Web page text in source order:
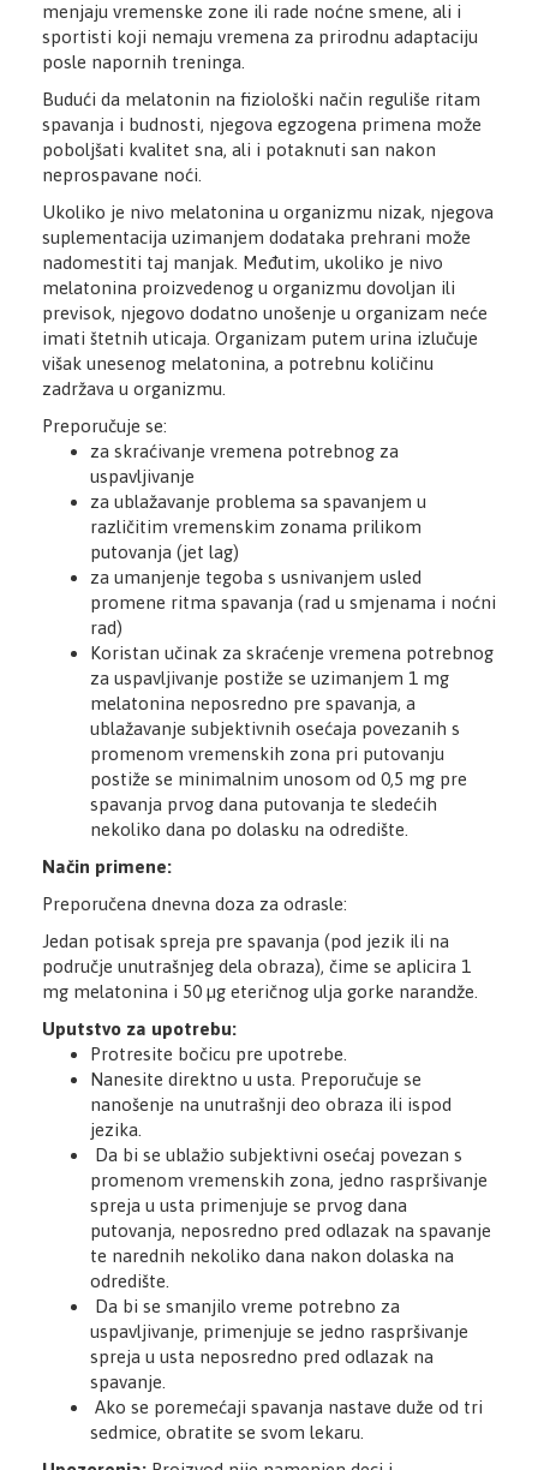
menjaju vremenske zone ili rade noćne smene, ali i
sportisti koji nemaju vremena za prirodnu adaptaciju
posle napornih treninga.
Budući da melatonin na fiziološki način reguliše ritam
spavanja i budnosti, njegova egzogena primena može
poboljšati kvalitet sna, ali i potaknuti san nakon
neprospavane noći.
Ukoliko je nivo melatonina u organizmu nizak, njegova
suplementacija uzimanjem dodataka prehrani može
nadomestiti taj manjak. Međutim, ukoliko je nivo
melatonina proizvedenog u organizmu dovoljan ili
previsok, njegovo dodatno unošenje u organizam neće
imati štetnih uticaja. Organizam putem urina izlučuje
višak unesenog melatonina, a potrebnu količinu
zadržava u organizmu.
Preporučuje se:
za skraćivanje vremena potrebnog za
uspavljivanje
za ublažavanje problema sa spavanjem u
različitim vremenskim zonama prilikom
putovanja (jet lag)
za umanjenje tegoba s usnivanjem usled
promene ritma spavanja (rad u smjenama i noćni
rad)
Koristan učinak za skraćenje vremena potrebnog
za uspavljivanje postiže se uzimanjem 1 mg
melatonina neposredno pre spavanja, a
ublažavanje subjektivnih osećaja povezanih s
promenom vremenskih zona pri putovanju
postiže se minimalnim unosom od 0,5 mg pre
spavanja prvog dana putovanja te sledećih
nekoliko dana po dolasku na odredište.
Način primene:
Preporučena dnevna doza za odrasle:
Jedan potisak spreja pre spavanja (pod jezik ili na
područje unutrašnjeg dela obraza), čime se aplicira 1
mg melatonina i 50 µg eteričnog ulja gorke narandže.
Uputstvo za upotrebu:
Protresite bočicu pre upotrebe.
Nanesite direktno u usta. Preporučuje se
nanošenje na unutrašnji deo obraza ili ispod
jezika.
Da bi se ublažio subjektivni osećaj povezan s
promenom vremenskih zona, jedno raspršivanje
spreja u usta primenjuje se prvog dana
putovanja, neposredno pred odlazak na spavanje
te narednih nekoliko dana nakon dolaska na
odredište.
Da bi se smanjilo vreme potrebno za
uspavljivanje, primenjuje se jedno raspršivanje
spreja u usta neposredno pred odlazak na
spavanje.
Ako se poremećaji spavanja nastave duže od tri
sedmice, obratite se svom lekaru.